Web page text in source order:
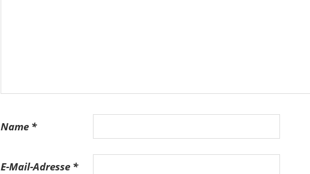
Name *
E-Mail-Adresse *